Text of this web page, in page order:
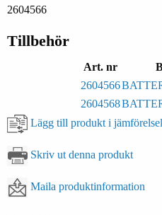
2604566
Tillbehör
Art. nr
2604566
2604568
Lägg till produkt i
Skriv ut denna produkt
Maila produktinformation